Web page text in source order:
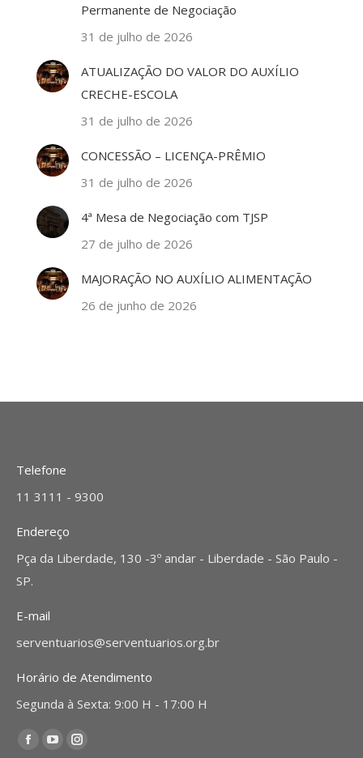
Permanente de Negociação
31 de julho de 2026
ATUALIZAÇÃO DO VALOR DO AUXÍLIO
CRECHE-ESCOLA
31 de julho de 2026
CONCESSÃO – LICENÇA-PRÊMIO
31 de julho de 2026
4ª Mesa de Negociação com TJSP
27 de julho de 2026
MAJORAÇÃO NO AUXÍLIO ALIMENTAÇÃO
26 de junho de 2026
Telefone
11 3111 - 9300
Endereço
Pça da Liberdade, 130 -3º andar - Liberdade - São Paulo -
SP.
E-mail
serventuarios@serventuarios.org.br
Horário de Atendimento
Segunda à Sexta: 9:00 H - 17:00 H
Encontre-nos em:
Facebook
YouTubeInstagram